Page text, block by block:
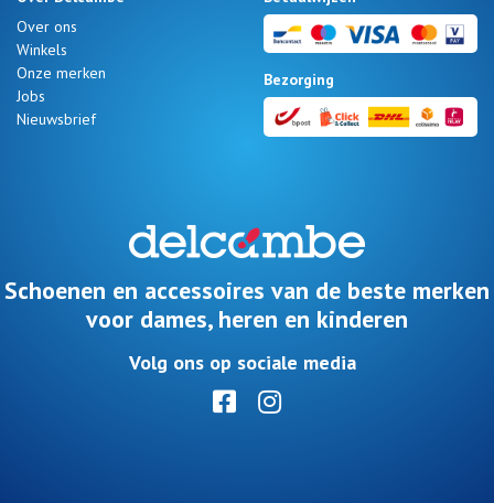
Zomeraanbiedingen
INLOGGEN
Over ons
Winkels
Onze merken
Jobs
Nieuwsbrief
Bezorging
Schoenen en accessoires van de beste merken
voor dames, heren en kinderen
Volg ons op sociale media